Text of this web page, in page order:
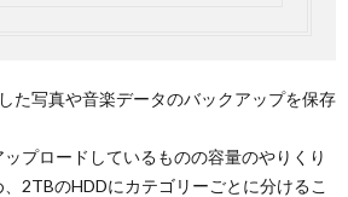
た写真や音楽データのバックアップを保存
プロードしているものの容量のやりくり
2TBのHDDにカテゴリーごとに分けるこ